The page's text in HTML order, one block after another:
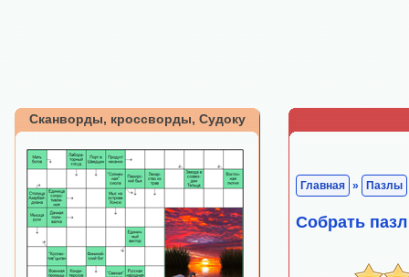
Сканворды, кроссворды, Судоку
Главная » Пазлы
Собрать